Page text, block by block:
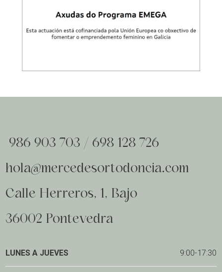
986 903 703 / 698 128 726
hola@mercedesortodoncia.com
Calle Herreros, 1, Bajo
36002 Pontevedra
LUNES A JUEVES 9:00-17:30